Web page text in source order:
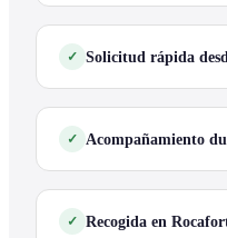
Solicitud rápida
Acompañamiento
Recogida en